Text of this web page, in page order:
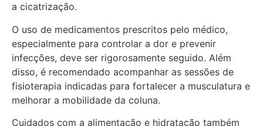
a cicatrização.
O uso de medicamentos prescritos pelo médico,
especialmente para controlar a dor e prevenir
infecções, deve ser rigorosamente seguido. Além
disso, é recomendado acompanhar as sessões de
fisioterapia indicadas para fortalecer a musculatura e
melhorar a mobilidade da coluna.
Cuidados com a alimentação e hidratação também